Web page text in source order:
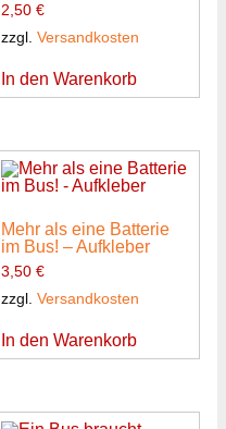
2,50 €
zzgl. Versandkosten
In den Warenkorb
Mehr als eine Batterie
im Bus! – Aufkleber
3,50 €
zzgl. Versandkosten
In den Warenkorb